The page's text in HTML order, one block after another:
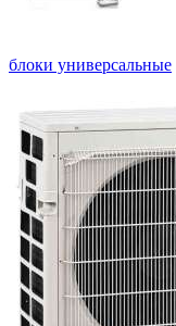
блоки универсальные